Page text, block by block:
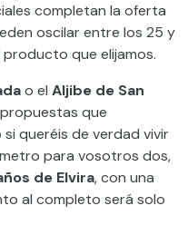
completan la oferta
oscilar entre los 25 y
que elijamos.
o el Aljibe de San
que
queréis de verdad vivir
para vosotros dos,
de Elvira, con una
al completo será solo